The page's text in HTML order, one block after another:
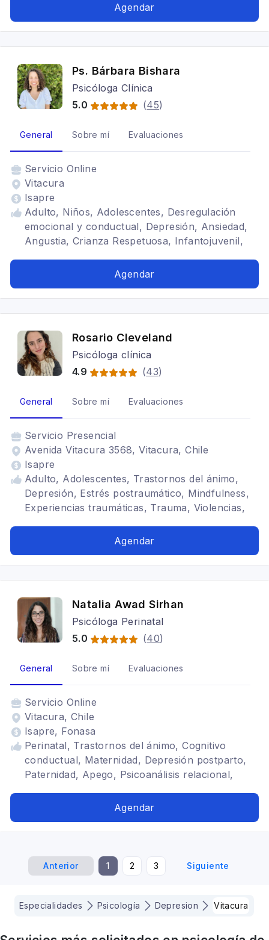
Agendar
Ps. Bárbara Bishara
Psicóloga Clínica
5.0
(45)
General Sobre mí Evaluaciones
Servicio Online
Vitacura
Isapre
Adulto, Niños, Adolescentes, Desregulación
emocional y conductual, Depresión, Ansiedad,
Angustia, Crianza Respetuosa, Infantojuvenil,
Agendar
Rosario Cleveland
Psicóloga clínica
4.9
(43)
General Sobre mí Evaluaciones
Servicio Presencial
Avenida Vitacura 3568, Vitacura, Chile
Isapre
Adulto, Adolescentes, Trastornos del ánimo,
Depresión, Estrés postraumático, Mindfulness,
Experiencias traumáticas, Trauma, Violencias,
Niños, InfantojuvenilAgendar
Natalia Awad Sirhan
Psicóloga Perinatal
5.0
(40)
General Sobre mí Evaluaciones
Servicio Online
Vitacura, Chile
Isapre, Fonasa
Perinatal, Trastornos del ánimo, Cognitivo
conductual, Maternidad, Depresión postparto,
Paternidad, Apego, Psicoanálisis relacional,
Online, Parto, Puerperio, Prematuridad,
Embarazo, Postparto, Crianza temprana
Agendar
Anterior 1 2 3 Siguiente
Especialidades Psicología Depresion Vitacura